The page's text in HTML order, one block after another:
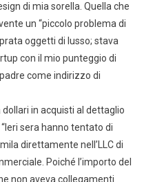
di mia sorella. Quella che
un “piccolo problema di
oggetti di lusso; stava
con il mio punteggio di
come indirizzo di
in acquisti al dettaglio
sera hanno tentato di
direttamente nell’LLC di
Poiché l’importo del
non aveva collegamenti